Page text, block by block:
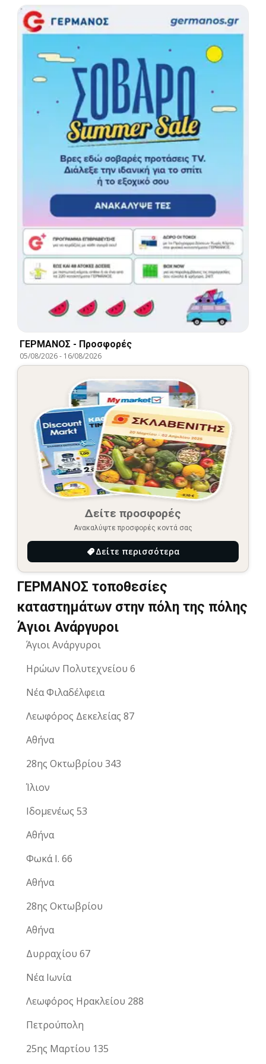
ΓΕΡΜΑΝΟΣ - Προσφορές
05/08/2026- 16/08/2026
Δείτε προσφορές
Ανακαλύψτε προσφορές κοντά σας
Δείτε περισσότερα
ΓΕΡΜΑΝΟΣ τοποθεσίες
καταστημάτων στην πόλη της πόλης
Άγιοι Ανάργυροι
Άγιοι Ανάργυροι
Ηρώων Πολυτεχνείου 6
Νέα Φιλαδέλφεια
Λεωφόρος Δεκελείας 87
Αθήνα
28ης Οκτωβρίου 343
Ίλιον
Ιδομενέως 53
Αθήνα
Φωκά Ι. 66
Αθήνα
28ης Οκτωβρίου
Αθήνα
Δυρραχίου 67
Νέα Ιωνία
Λεωφόρος Ηρακλείου 288
Πετρούπολη
25ης Μαρτίου 135